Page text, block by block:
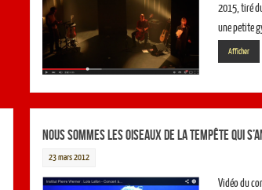
2015, tiré
une petite
Afficher
Nous sommes les oiseaux de la tempête qui
23 mars 2012
Vidéo du